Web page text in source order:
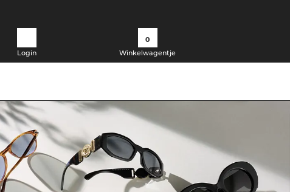
Login
0
Winkelwagentje